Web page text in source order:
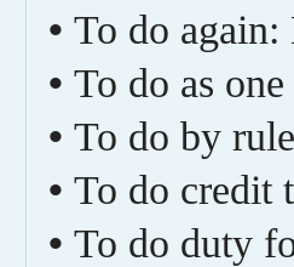
• To do
• To do as
• To do by
• To do credit
• To do duty